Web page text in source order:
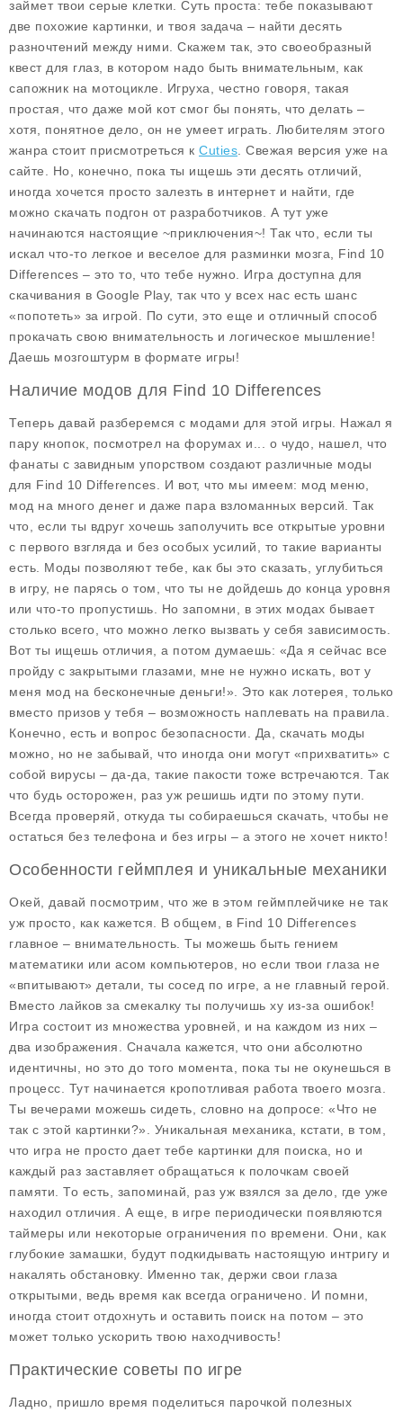
займет твои серые клетки. Суть проста: тебе показывают
две похожие картинки, и твоя задача – найти десять
разночтений между ними. Скажем так, это своеобразный
квест для глаз, в котором надо быть внимательным, как
сапожник на мотоцикле. Игруха, честно говоря, такая
простая, что даже мой кот смог бы понять, что делать –
хотя, понятное дело, он не умеет играть. Любителям этого
жанра стоит присмотреться к Cuties . Свежая версия уже на
сайте. Но, конечно, пока ты ищешь эти десять отличий,
иногда хочется просто залезть в интернет и найти, где
можно скачать подгон от разработчиков. А тут уже
начинаются настоящие ~приключения~! Так что, если ты
искал что-то легкое и веселое для разминки мозга, Find 10
Differences – это то, что тебе нужно. Игра доступна для
скачивания в Google Play, так что у всех нас есть шанс
«попотеть» за игрой. По сути, это еще и отличный способ
прокачать свою внимательность и логическое мышление!
Даешь мозгоштурм в формате игры!
Наличие модов для Find 10 Differences
Теперь давай разберемся с модами для этой игры. Нажал я
пару кнопок, посмотрел на форумах и... о чудо, нашел, что
фанаты с завидным упорством создают различные моды
для Find 10 Differences . И вот, что мы имеем: мод меню,
мод на много денег и даже пара взломанных версий. Так
что, если ты вдруг хочешь заполучить все открытые уровни
с первого взгляда и без особых усилий, то такие варианты
есть. Моды позволяют тебе, как бы это сказать, углубиться
в игру, не парясь о том, что ты не дойдешь до конца уровня
или что-то пропустишь. Но запомни, в этих модах бывает
столько всего, что можно легко вызвать у себя зависимость.
Вот ты ищешь отличия, а потом думаешь: «Да я сейчас все
пройду с закрытыми глазами, мне не нужно искать, вот у
меня мод на бесконечные деньги!». Это как лотерея, только
вместо призов у тебя – возможность наплевать на правила.
Конечно, есть и вопрос безопасности. Да, скачать моды
можно, но не забывай, что иногда они могут «прихватить» с
собой вирусы – да-да, такие пакости тоже встречаются. Так
что будь осторожен, раз уж решишь идти по этому пути.
Всегда проверяй, откуда ты собираешься скачать, чтобы не
остаться без телефона и без игры – а этого не хочет никто!
Особенности геймплея и уникальные механики
Окей, давай посмотрим, что же в этом геймплейчике не так
уж просто, как кажется. В общем, в Find 10 Differences
главное – внимательность. Ты можешь быть гением
математики или асом компьютеров, но если твои глаза не
«впитывают» детали, ты сосед по игре, а не главный герой.
Вместо лайков за смекалку ты получишь ху из-за ошибок!
Игра состоит из множества уровней, и на каждом из них –
два изображения. Сначала кажется, что они абсолютно
идентичны, но это до того момента, пока ты не окунешься в
процесс. Тут начинается кропотливая работа твоего мозга.
Ты вечерами можешь сидеть, словно на допросе: «Что не
так с этой картинки?». Уникальная механика, кстати, в том,
что игра не просто дает тебе картинки для поиска, но и
каждый раз заставляет обращаться к полочкам своей
памяти. То есть, запоминай, раз уж взялся за дело, где уже
находил отличия. А еще, в игре периодически появляются
таймеры или некоторые ограничения по времени. Они, как
глубокие замашки, будут подкидывать настоящую интригу и
накалять обстановку. Именно так, держи свои глаза
открытыми, ведь время как всегда ограничено. И помни,
иногда стоит отдохнуть и оставить поиск на потом – это
может только ускорить твою находчивость!
Практические советы по игре
Ладно, пришло время поделиться парочкой полезных